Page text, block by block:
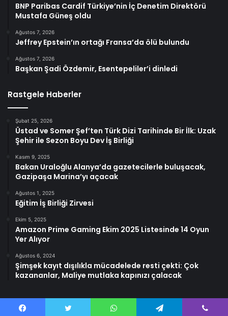
BNP Paribas Cardif Türkiye’nin İç Denetim Direktörü
Mustafa Güneş oldu
Ağustos 7, 2026
Jeffrey Epstein’ın ortağı Fransa’da ölü bulundu
Ağustos 7, 2026
Başkan Şadi Özdemir, Esentepeliler’i dinledi
Rastgele Haberler
Şubat 25, 2026
Üstad ve Somer Şef’ten Türk Dizi Tarihinde Bir İlk: Uzak
Şehir ile Sezon Boyu Dev İş Birliği
Kasım 9, 2025
Bakan Uraloğlu Alanya’da gazetecilerle buluşacak,
Gazipaşa Marina’yı açacak
Ağustos 1, 2025
Eğitim İş Birliği Zirvesi
Ekim 5, 2025
Amazon Prime Gaming Ekim 2025 Listesinde 14 Oyun
Yer Alıyor
Ağustos 6, 2024
Şimşek kayıt dışılıkla mücadelede resti çekti: Çok
kazananlar, Maliye mutlaka kapınızı çalacak